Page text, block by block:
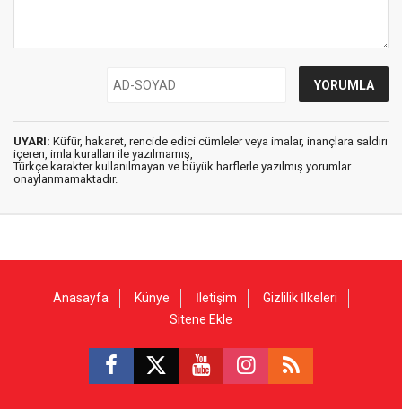
UYARI: Küfür, hakaret, rencide edici cümleler veya imalar, inançlara saldırı
içeren, imla kuralları ile yazılmamış,
Türkçe karakter kullanılmayan ve büyük harflerle yazılmış yorumlar
onaylanmamaktadır.
Anasayfa Künye İletişim
Gizlilik İlkeleri
Sitene Ekle